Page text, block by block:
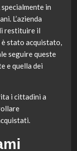
in
L’azienda
restituire il
è stato acquistato,
seguire queste
e quella dei
i cittadini a